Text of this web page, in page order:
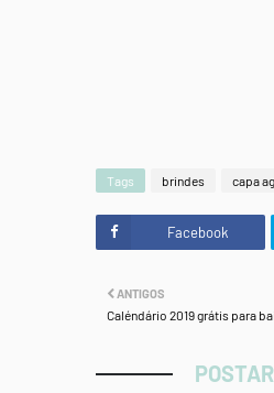
Tags brindes capa
Facebook
ANTIGOS
Caléndário 2019 grátis para